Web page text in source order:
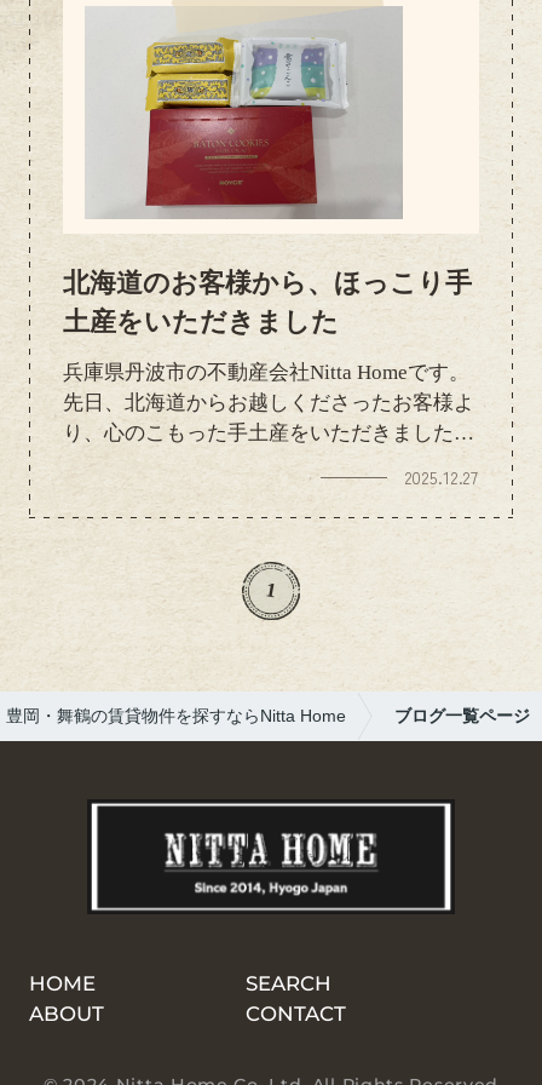
北海道のお客様から、ほっこり手
土産をいただきました
兵庫県丹波市の不動産会社Nitta Homeです。
先日、北海道からお越しくださったお客様よ
り、心のこもった手土産をいただきました。
遠方より足を運んでいただいただけでもあり
がたい中、このようなお心遣いまで本当にあ
りがとうございます。北海道ならではのお土
産で、スタッフ一同ありがたくいただきまし
た。お話を伺いながら、北海道の魅力や現地
の様子を聞くことができ、楽しいひとときと
なりました。これからもご縁を大切にし、お
客様一人ひとりに寄り添ったご対応ができる
よう努めてまいります。改めまして、この度
は誠にありがとうございました。
2025.12.27
1
豊岡・舞鶴の賃貸物件を探すならNitta Home ブログ一覧ページ
HOME
SEARCH
ABOUT
CONTACT